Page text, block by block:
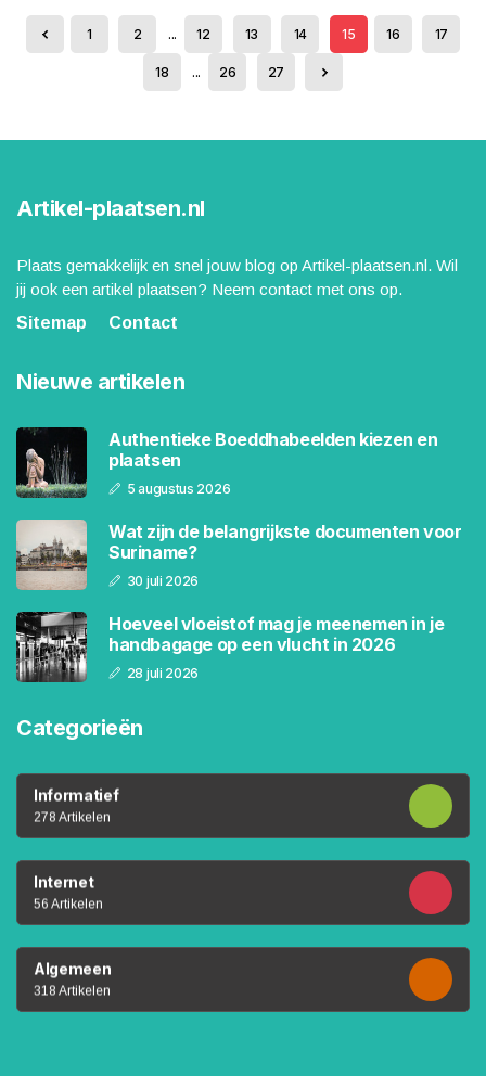
1 2 ... 12 13 14 15 16 17
18 ... 26 27
Artikel-plaatsen.nl
Plaats gemakkelijk en snel jouw blog op Artikel-plaatsen.nl. Wil
jij ook een artikel plaatsen? Neem contact met ons op.
Sitemap
Contact
Nieuwe artikelen
Authentieke Boeddhabeelden kiezen en
plaatsen
5 augustus 2026
Wat zijn de belangrijkste documenten voor
Suriname?
30 juli 2026
Hoeveel vloeistof mag je meenemen in je
handbagage op een vlucht in 2026
28 juli 2026
Categorieën
Informatief
278 Artikelen
Internet
56 Artikelen
Algemeen
318 Artikelen